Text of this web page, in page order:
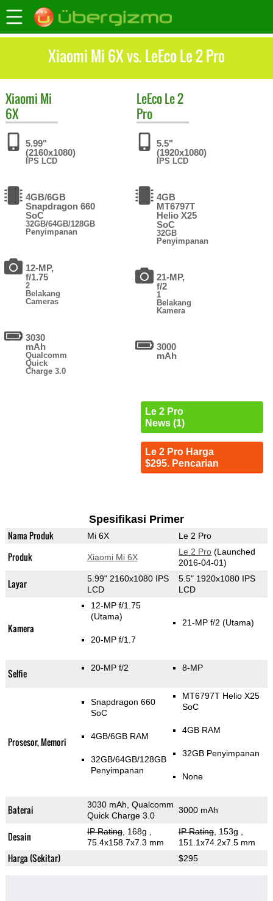
Xiaomi Mi 6X vs. LeEco Le 2 Pro
Xiaomi Mi
6X
5.99"
(2160x1080)
IPS LCD
4GB/6GB
Snapdragon 660
SoC
32GB/64GB/128GB
Penyimpanan
12-MP,
f/1.75
2
Belakang
Cameras
3030
mAh
Qualcomm
Quick
Charge 3.0
LeEcoLe 2
Pro
5.5"
(1920x1080)
IPS LCD
4GB
MT6797T
Helio X25
SoC
32GB
Penyimpanan
21-MP,
f/2
1
Belakang
Kamera
3000
mAh
Le 2 Pro
News (1)
Le 2 Pro Harga
$295. Pencarian
Spesifikasi Primer
Nama Produk Mi 6X Le 2 Pro
Produk Xiaomi Mi 6X
Le 2 Pro(Launched
2016-04-01)
Layar
5.99" 2160x1080 IPS
LCD
5.5" 1920x1080 IPS
LCD
Kamera
12-MP f/1.75
(Utama)
20-MP f/1.7
21-MP f/2 (Utama)
Selfie 20-MP f/2 8-MP
Prosesor, Memori
Snapdragon 660
SoC
4GB/6GB RAM
32GB/64GB/128GB
Penyimpanan
MT6797T Helio X25
SoC
4GB RAM
32GB Penyimpanan
None
Baterai
3030 mAh, Qualcomm
Quick Charge 3.0
3000 mAh
Desain IP Rating, 168g
75.4x158.7x7.3 mm
IP Rating, 153g
151.1x74.2x7.5 mm
Harga (Sekitar) $295